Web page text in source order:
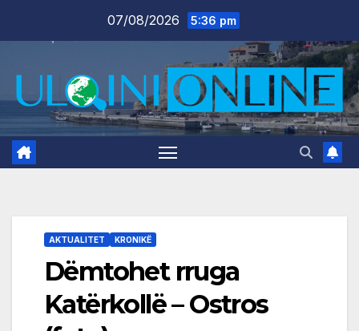
07/08/2026 5:36 pm
AKTUALITET KRONIKË
Dëmtohet rruga
Katërkollë – Ostros